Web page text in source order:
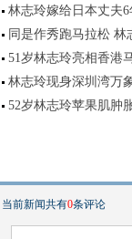
林志玲嫁给日本丈夫
同是作秀跑马拉松 林
51岁林志玲亮相香港
林志玲现身深圳湾万
52岁林志玲苹果肌肿
当前新闻共有0条评论